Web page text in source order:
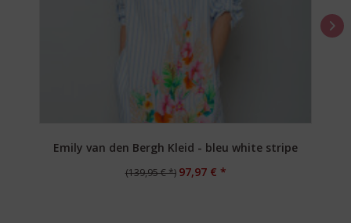
Emily van den Bergh Kleid - bleu white stripe
(139,95 € *) 97,97 € *